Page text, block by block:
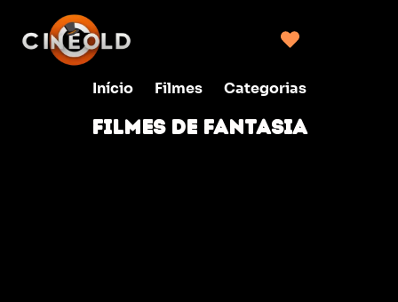
Início Filmes Categorias
FILMES DE FANTASIA